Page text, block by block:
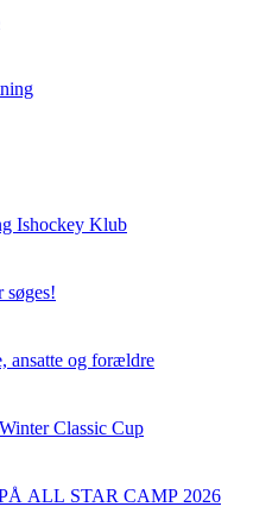
Ishockey Klub
søges!
ansatte og forældre
Classic Cup
ALL STAR CAMP 2026